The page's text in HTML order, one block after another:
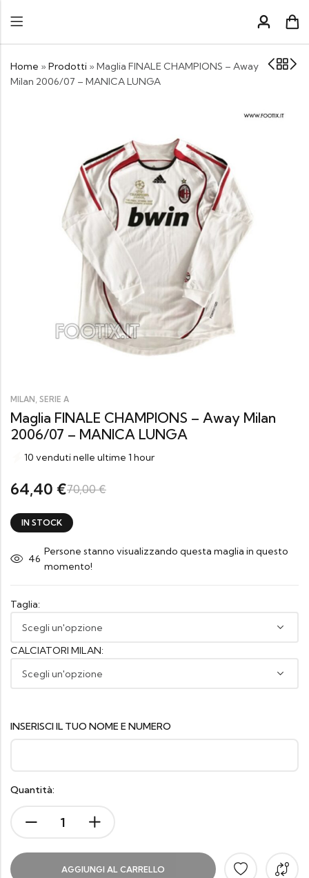
Home » Prodotti » Maglia FINALE CHAMPIONS – Away
Milan 2006/07 – MANICA LUNGA
MILAN , SERIE A
Maglia FINALE CHAMPIONS – Away Milan
2006/07 – MANICA LUNGA
10 venduti nelle ultime 1 hour
64,40 €70,00€
IN STOCK
41
Persone stanno visualizzando questa maglia in questo
momento!
Taglia:
CALCIATORI MILAN:
INSERISCI IL TUO NOME E NUMERO
Quantità:
AGGIUNGI AL CARRELLO